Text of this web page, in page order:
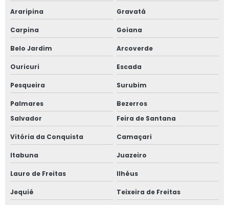
Araripina Gravatá
Carpina Goiana
Belo Jardim Arcoverde
Ouricuri Escada
Pesqueira Surubim
Palmares
Bezerros
Salvador
Feira de Santana
Vitória da Conquista Camaçari
Itabuna Juazeiro
Lauro de Freitas Ilhéus
Jequié Teixeira de Freitas